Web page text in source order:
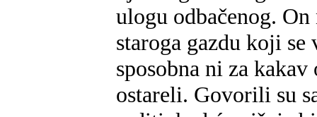
ulogu odbačenog.
staroga gazdu koji
sposobna ni za
ostareli. Govorili su